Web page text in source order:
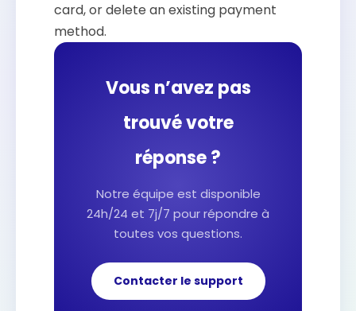
card, or delete an existing payment
method.
Vous n’avez pas
trouvé votre
réponse ?
Notre équipe est disponible
24h/24 et 7j/7 pour répondre à
toutes vos questions.
Contacter le support